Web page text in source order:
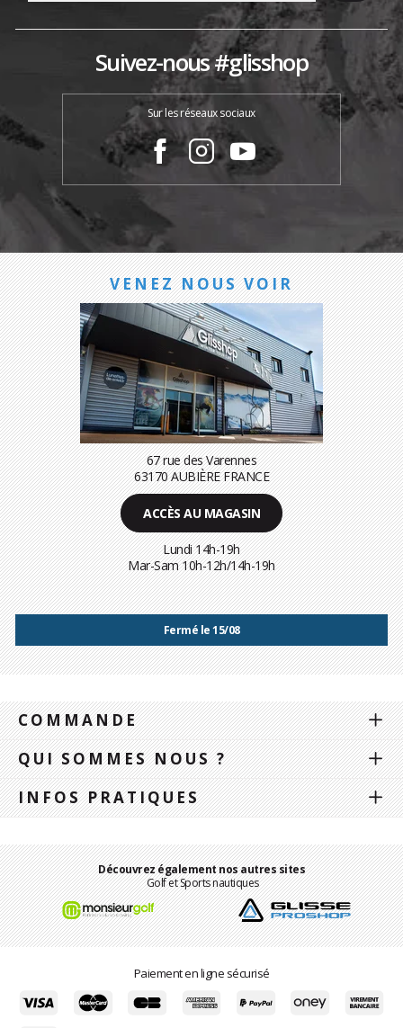
Suivez-nous #glisshop
Sur les réseaux sociaux
VENEZ NOUS VOIR
67 rue des Varennes
63170 AUBIÈRE FRANCE
ACCÈS AU MAGASIN
Lundi 14h-19h
Mar-Sam 10h-12h/14h-19h
Fermé le 15/08
COMMANDE
QUI SOMMES NOUS ?
INFOS PRATIQUES
Découvrez également nos autres sites
Golf et Sports nautiques
Paiement en ligne sécurisé